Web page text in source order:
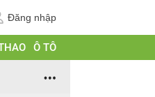
Đăng nhập
Ô TÔ